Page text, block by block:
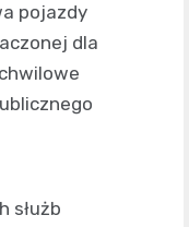
pojazdy
dla
służb